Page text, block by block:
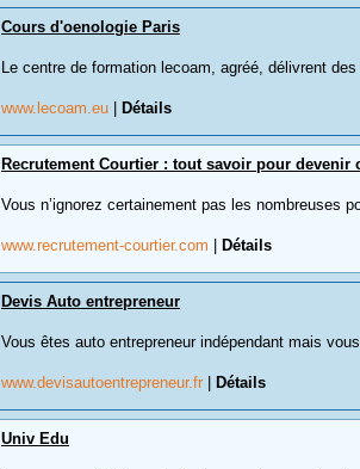
Cours d'oenologie Paris
Le centre de formation lecoam, agréé, délivrent
www.lecoam.eu Détails
Recrutement Courtier : tout savoir pour devenir
Vous n’ignorez certainement pas les nombreuses
www.recrutement-courtier.com Détails
Devis Auto entrepreneur
Vous êtes auto entrepreneur indépendant mais
www.devisautoentrepreneur.fr Détails
Univ Edu